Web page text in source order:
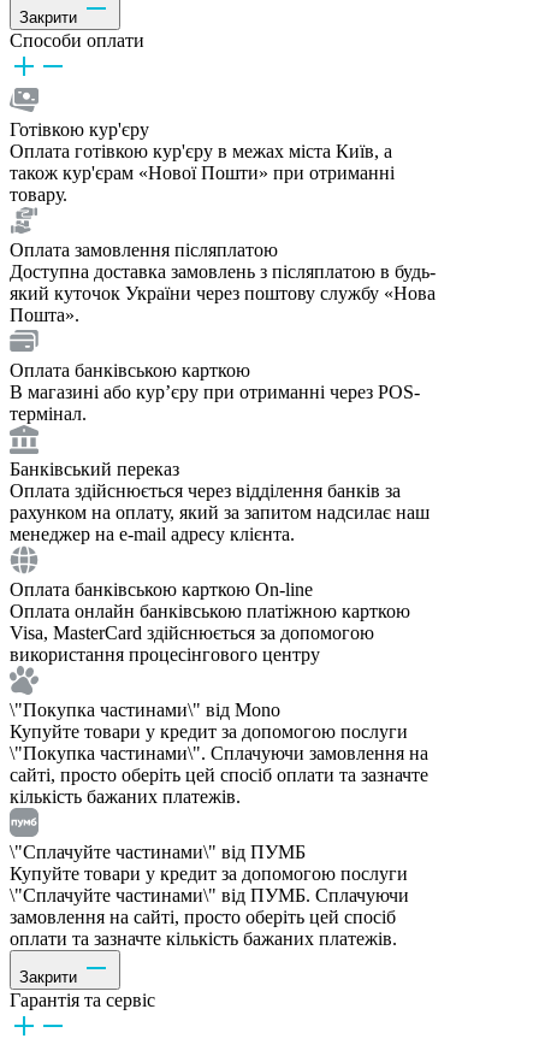
Закрити
Способи оплати
Готівкою кур'єру
Оплата готівкою кур'єру в межах міста Київ, а
також кур'єрам «Нової Пошти» при отриманні
товару.
Оплата замовлення післяплатою
Доступна доставка замовлень з післяплатою в будь-
який куточок України через поштову службу «Нова
Пошта».
Оплата банківською карткою
В магазині або курʼєру при отриманні через POS-
термінал.
Банківський переказ
Оплата здійснюється через відділення банків за
рахунком на оплату, який за запитом надсилає наш
менеджер на e-mail адресу клієнта.
Оплата банківською карткою On-line
Оплата онлайн банківською платіжною карткою
Visa, MasterCard здійснюється за допомогою
використання процесінгового центру
\"Покупка частинами\" від Mono
Купуйте товари у кредит за допомогою послуги
\"Покупка частинами\". Сплачуючи замовлення на
сайті, просто оберіть цей спосіб оплати та зазначте
кількість бажаних платежів.
\"Сплачуйте частинами\" від ПУМБ
Купуйте товари у кредит за допомогою послуги
\"Сплачуйте частинами\" від ПУМБ. Сплачуючи
замовлення на сайті, просто оберіть цей спосіб
оплати та зазначте кількість бажаних платежів.
Закрити
Гарантія та сервіс